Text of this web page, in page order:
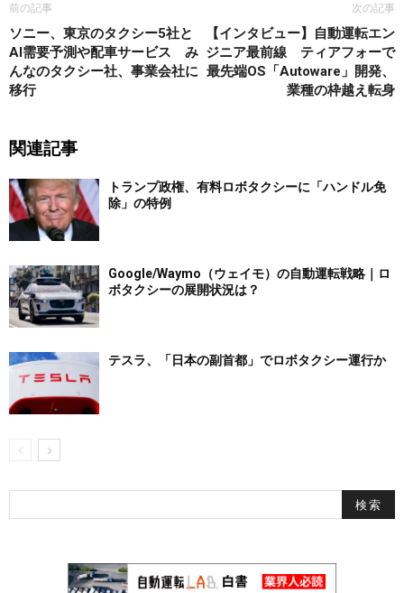
前の記事
ソニー、東京のタクシー5社と
AI需要予測や配車サービス み
んなのタクシー社、事業会社に
移行
次の記事
【インタビュー】自動運転エン
ジニア最前線 ティアフォーで
最先端OS「Autoware」開発、
業種の枠越え転身
関連記事
トランプ政権、有料ロボタクシーに「ハンドル免
除」の特例
Google/Waymo（ウェイモ）の自動運転戦略｜ロ
ボタクシーの展開状況は？
テスラ、「日本の副首都」でロボタクシー運行か